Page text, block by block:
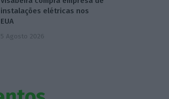
instalações elétricas nos
EUA
5 Agosto 2026